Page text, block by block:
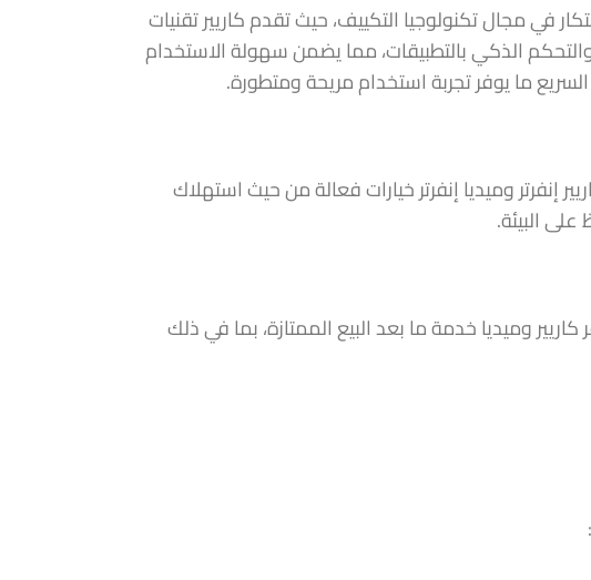
في مجال تكنولوجيا التكييف، حيث تقدم كاريير تقنيات
الذكي بالتطبيقات، مما يضمن سهولة الاستخدام
ما يوفر تجربة استخدام مريحة ومتطورة.
إنفرتر وميديا إنفرتر خيارات فعالة من حيث استهلاك
البيئة.
وميديا خدمة ما بعد البيع الممتازة، بما في ذلك